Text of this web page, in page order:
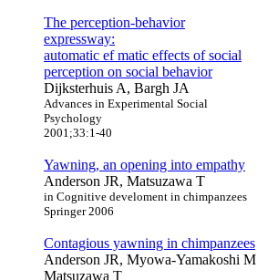
The perception-behavior
expressway:
automatic ef matic effects of social
perception on social behavior
Dijksterhuis A, Bargh JA
Advances in Experimental Social
Psychology
2001;33:1-40
Yawning, an opening into empathy
Anderson JR, Matsuzawa T
in Cognitive develoment in chimpanzees
Springer 2006
Contagious yawning in chimpanzees
Anderson JR, Myowa-Yamakoshi M
Matsuzawa T